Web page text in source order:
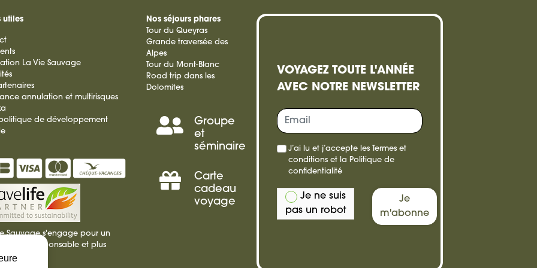
utiles
La Vie Sauvage
annulation et multirisques
de développement
Sauvage s'engage pour un
plus responsable et plus
Nos séjours phares
Tour du Queyras
Grande traversée des
Alpes
Tour du Mont-Blanc
Road trip dans les
Dolomites
Groupe
et
séminaire
Séminaire,
Incentive
Carte
cadeau
voyage
Offrir
VOYAGEZ TOUTE L'ANNÉE
AVEC NOTRE NEWSLETTER
J’ai lu et j’accepte les
Termes et
conditions et la Politique de
confidentialité
Je ne suis
pas un robot
Je
m'abonne